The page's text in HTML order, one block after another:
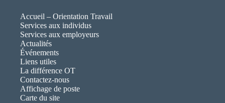
Accueil – Orientation Travail
Services aux individus
Services aux employeurs
Actualités
Événements
Liens utiles
La différence OT
Contactez-nous
Affichage de poste
Carte du site